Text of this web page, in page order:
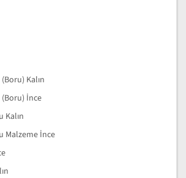
Kalın
İnce
Kalın
Malzeme İnce